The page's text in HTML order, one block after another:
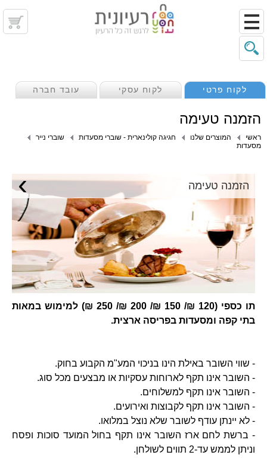
לקוח פרטי לקוח עסקי עובד חברה
הזמנה טעימה
ראשי המוצרים שלנו חגיגה קולינארית - שוברי מסעדות
שוברי נייר
מסעדות
הזמנה טעימה ›
תו כספי (120 ₪/ 150 ₪/ 200 ₪/ 250 ₪) למימוש במאות
בתי קפה ומסעדות בפריסה ארצית.
- שווי השובר באילת הינו בניכוי המע"מ הקבוע בחוק.
- השובר אינו תקף לארוחות עסקיות או מבצעים מכל סוג.
- השובר אינו תקף למשלוחים.
- השובר אינו תקף לקבוצות ואירועים.
- לא יינתן עודף לשובר שלא נוצל במלואו.
- ברשת לחם ארז השובר אינו תקף בחול המועד סוכות ופסח
וניתן לממש עד-2 תווים לשולחן.